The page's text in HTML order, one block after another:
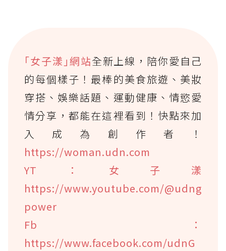
｢女子漾｣網站全新上線，陪你愛自己
的每個樣子！最棒的美食旅遊、美妝
穿搭、娛樂話題、運動健康、情慾愛
情分享，都能在這裡看到！快點來加
入成為創作者！
https://woman.udn.com
YT：女子漾
https://www.youtube.com/@udng
power
Fb：
https://www.facebook.com/udnG